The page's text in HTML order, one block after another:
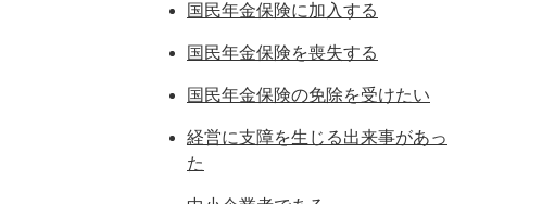
国民年金保険に加入する
国民年金保険を喪失する
国民年金保険の免除を受けたい
経営に支障を生じる出来事があっ
た